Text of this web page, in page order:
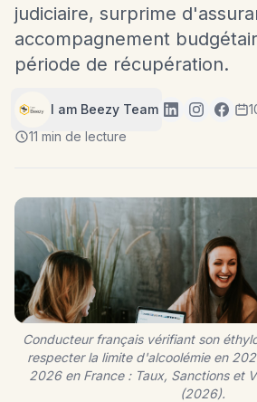
judiciaire, surprime
accompagnement
période de récupération.
I am Beezy Team
11 min de lecture
Conducteur français vérifiant son
respecter la limite d'alcoolémie en
2026 en France : Taux, Sanctions et
(2026).